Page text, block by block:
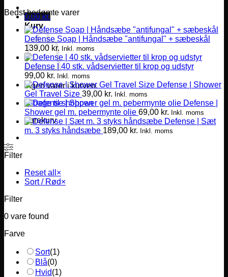
0,00kr.
Kurv
Ingen varer i kurven.
Tilbage til shoppen
Varekurv
Bedst bedømte varer
Defense Soap | Håndsæbe "antifungal" + sæbeskål
139,00 kr. Inkl. moms
Defense | 40 stk. vådservietter til krop og udstyr
99,00 kr. Inkl. moms
Defense | Shower
Gel Travel Size 39,00 kr. Inkl. moms
Defense |
Shower gel m. pebermynte olie 69,00 kr. Inkl. moms
Defense | Sæt
m. 3 styks håndsæbe 189,00 kr. Inkl. moms
Filter
Reset all ×
Sort / Rød×
Filter
0 vare found
Farve
Sort(1)
Blå(0)
Hvid(1)